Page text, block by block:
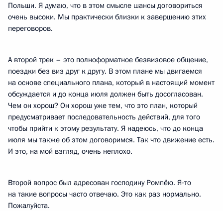
Польши. Я думаю, что в этом смысле шансы договориться
очень высоки. Мы практически близки к завершению этих
переговоров.
А второй трек – это полноформатное безвизовое общение,
поездки без виз друг к другу. В этом плане мы двигаемся
на основе специального плана, который в настоящий момент
обсуждается и до конца июля должен быть досогласован.
Чем он хорош? Он хорош уже тем, что это план, который
предусматривает последовательность действий, для того
чтобы прийти к этому результату. Я надеюсь, что до конца
июля мы также об этом договоримся. Так что движение есть.
И это, на мой взгляд, очень неплохо.
Второй вопрос был адресован господину Ромпёю. Я‑то
на такие вопросы часто отвечаю. Это как раз нормально.
Пожалуйста.